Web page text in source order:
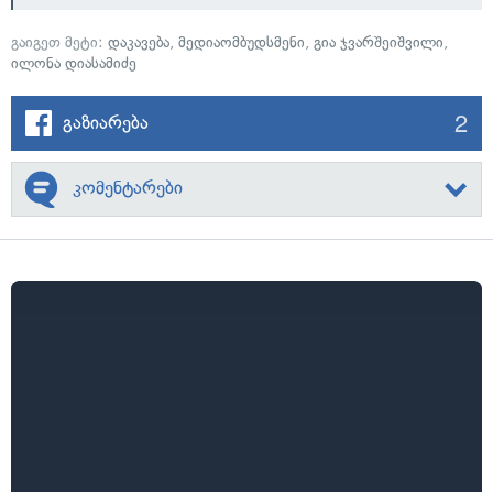
გაიგეთ მეტი: დაკავება, მედიაომბუდსმენი, გია ჯვარშეიშვილი,
ილონა დიასამიძე
გაზიარება 2
კომენტარები